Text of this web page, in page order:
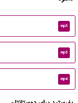
mp3
mp3
mp4